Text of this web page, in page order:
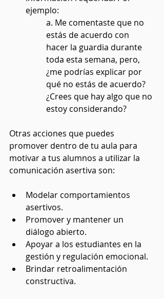
ejemplo:
a. Me comentaste que no
estás de acuerdo con
hacer la guardia durante
toda esta semana, pero,
¿me podrías explicar por
qué no estás de acuerdo?
¿Crees que hay algo que no
estoy considerando?
Otras acciones que puedes
promover dentro de tu aula para
motivar a tus alumnos a utilizar la
comunicación asertiva son:
Modelar comportamientos
asertivos.
Promover y mantener un
diálogo abierto.
Apoyar a los estudiantes en la
gestión y regulación emocional.
Brindar retroalimentación
constructiva.